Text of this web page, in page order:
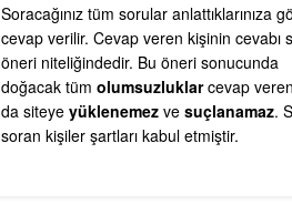
Soracağınız tüm sorular anlattıklarınıza
cevap verilir. Cevap veren kişinin cevabı
öneri niteliğindedir. Bu öneri sonucunda
doğacak tüm olumsuzluklarcevap
da siteye yüklenemez ve suçlanamaz.
soran kişiler şartları kabul etmiştir.